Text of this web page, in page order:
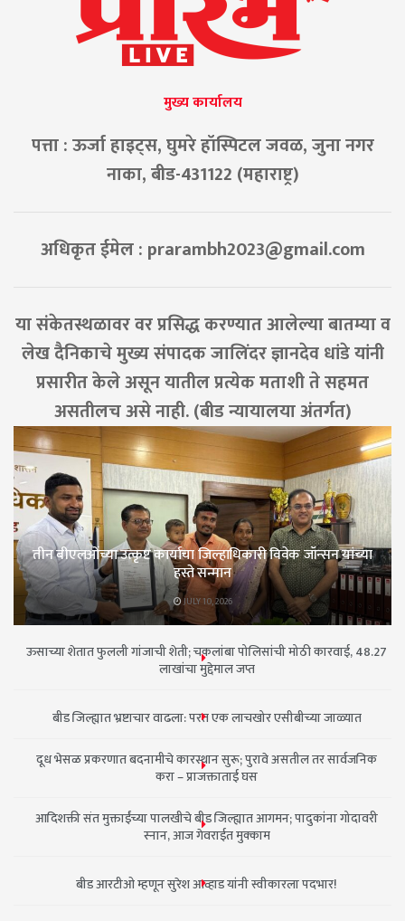
मुख्य कार्यालय
पत्ता : ऊर्जा हाइट्स, घुमरे हॉस्पिटल जवळ, जुना नगर
नाका, बीड-431122 (महाराष्ट्र)
अधिकृत ईमेल : prarambh2023@gmail.com
या संकेतस्थळावर वर प्रसिद्ध करण्यात आलेल्या बातम्या व
लेख दैनिकाचे मुख्य संपादक जालिंदर ज्ञानदेव धांडे यांनी
प्रसारीत केले असून यातील प्रत्येक मताशी ते सहमत
असतीलच असे नाही. (बीड न्यायालया अंतर्गत)
तीन बीएलओंच्या उत्कृष्ट कार्याचा जिल्हाधिकारी विवेक जॉन्सन यांच्या
हस्ते सन्मान
JULY 10, 2026
ऊसाच्या शेतात फुलली गांजाची शेती; चकलांबा पोलिसांची मोठी कारवाई, 48.27
लाखांचा मुद्देमाल जप्त
बीड जिल्ह्यात भ्रष्टाचार वाढला: परत एक लाचखोर एसीबीच्या जाळ्यात
दूध भेसळ प्रकरणात बदनामीचे कारस्थान सुरू; पुरावे असतील तर सार्वजनिक
करा – प्राजक्ताताई घस
आदिशक्ती संत मुक्ताईंच्या पालखीचे बीड जिल्ह्यात आगमन; पादुकांना गोदावरी
स्नान, आज गेवराईत मुक्काम
बीड आरटीओ म्हणून सुरेश आव्हाड यांनी स्वीकारला पदभार!